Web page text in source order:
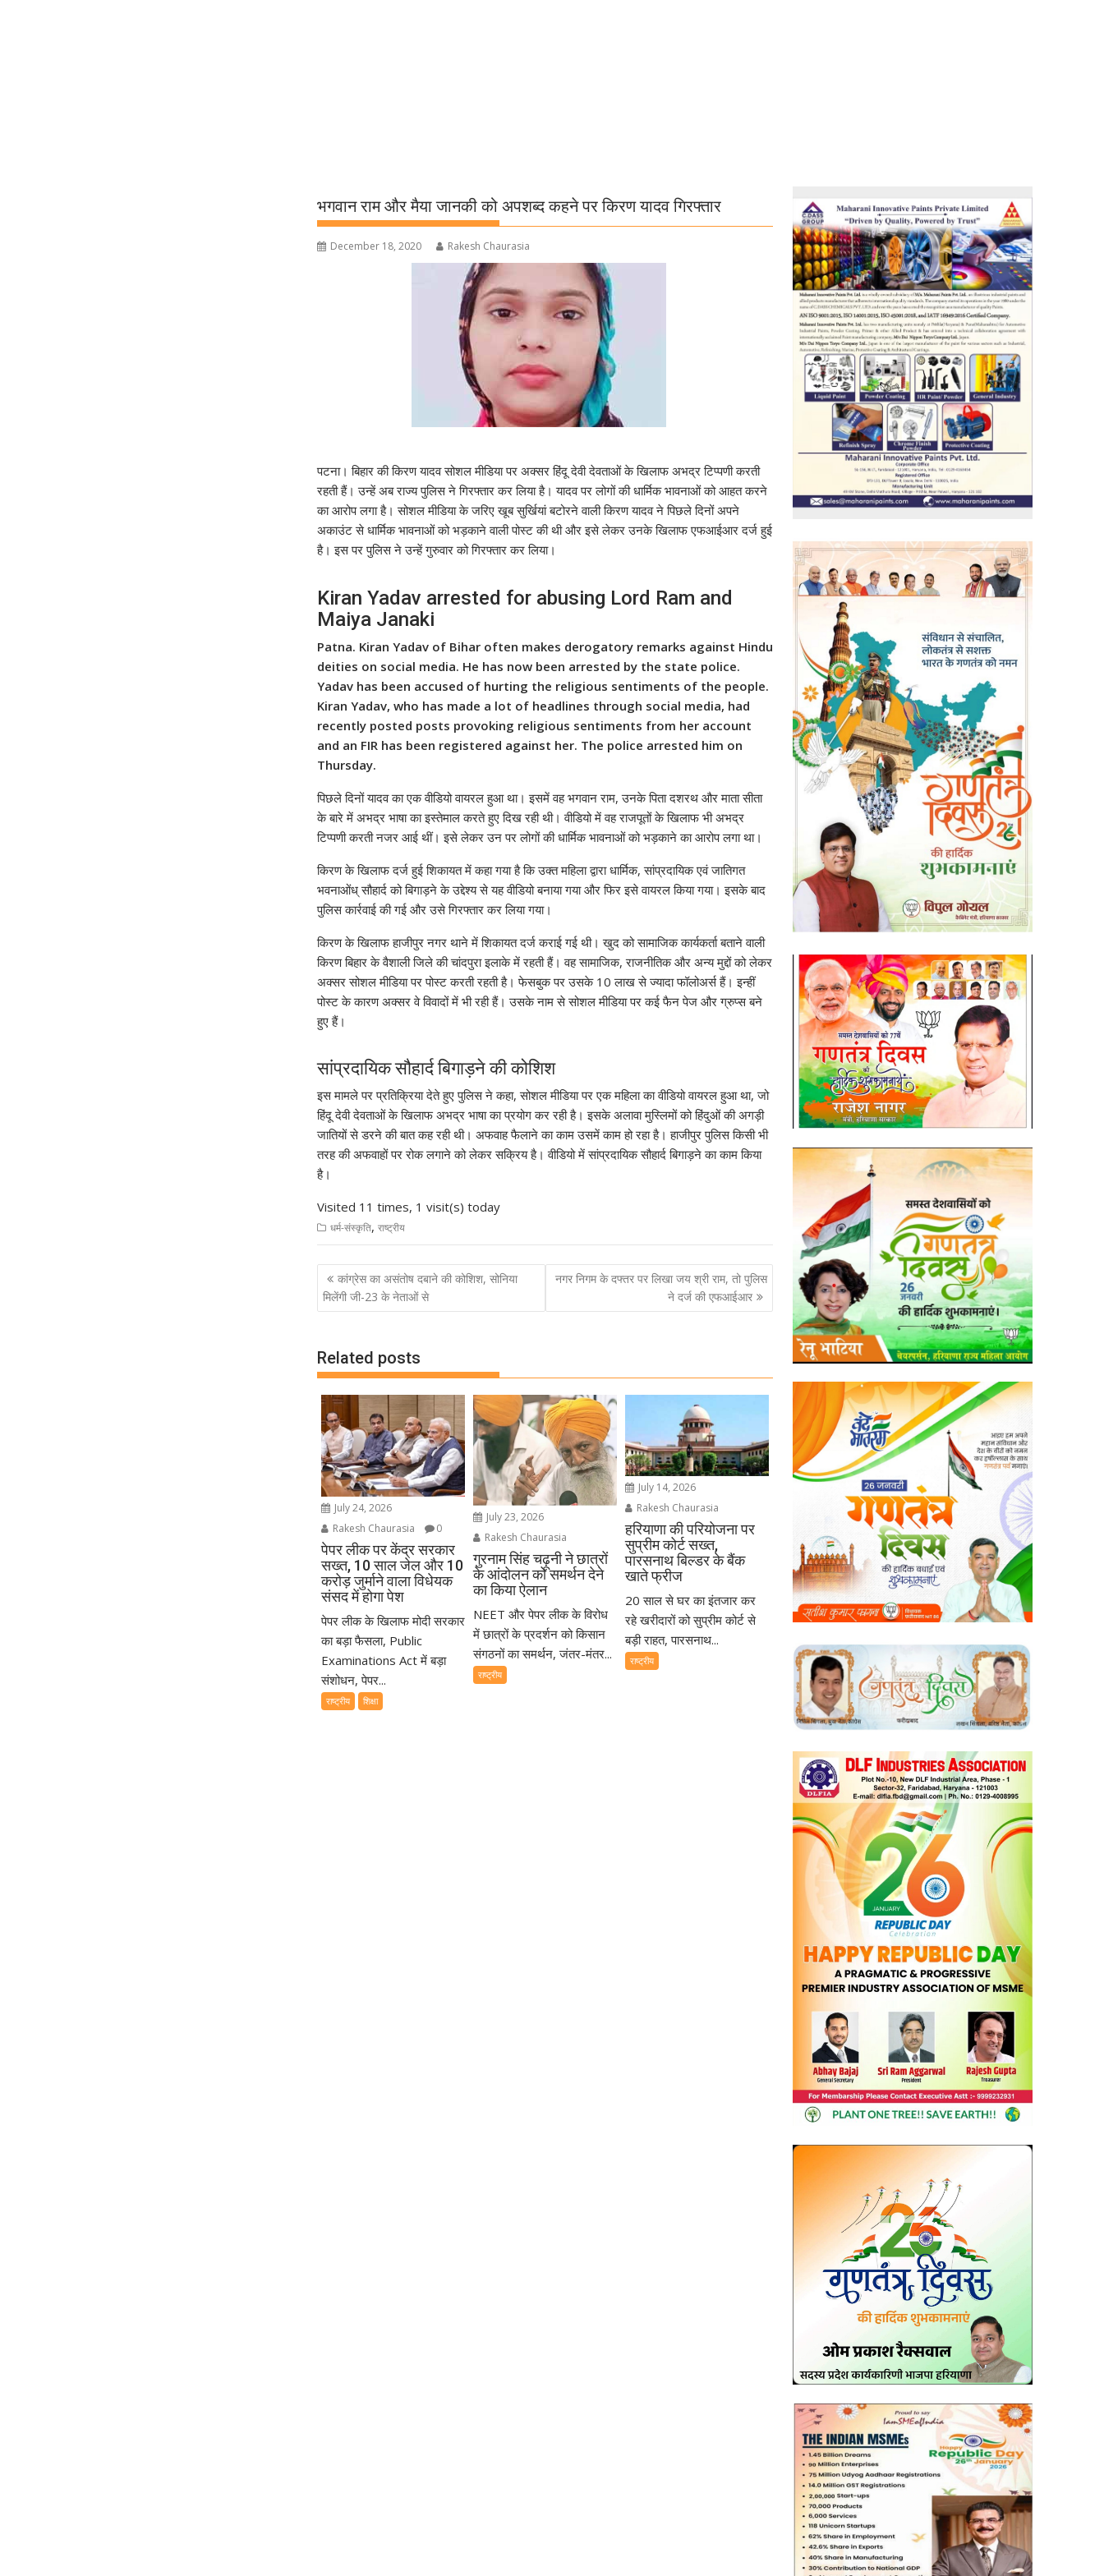
भगवान राम और मैया जानकी को अपशब्द कहने पर किरण यादव गिरफ्तार
December 18, 2020 Rakesh Chaurasia
पटना। बिहार की किरण यादव सोशल मीडिया पर अक्सर हिंदू देवी देवताओं के खिलाफ अभद्र टिप्पणी करती
रहती हैं। उन्हें अब राज्य पुलिस ने गिरफ्तार कर लिया है। यादव पर लोगों की धार्मिक भावनाओं को आहत करने
का आरोप लगा है। सोशल मीडिया के जरिए खूब सुर्खियां बटोरने वाली किरण यादव ने पिछले दिनों अपने
अकाउंट से धार्मिक भावनाओं को भड़काने वाली पोस्ट की थी और इसे लेकर उनके खिलाफ एफआईआर दर्ज हुई
है। इस पर पुलिस ने उन्हें गुरुवार को गिरफ्तार कर लिया।
Kiran Yadav arrested for abusing Lord Ram and
Maiya Janaki
Patna. Kiran Yadav of Bihar often makes derogatory remarks against Hindu
deities on social media. He has now been arrested by the state police.
Yadav has been accused of hurting the religious sentiments of the people.
Kiran Yadav, who has made a lot of headlines through social media, had
recently posted posts provoking religious sentiments from her account
and an FIR has been registered against her. The police arrested him on
Thursday.
पिछले दिनों यादव का एक वीडियो वायरल हुआ था। इसमें वह भगवान राम, उनके पिता दशरथ और माता सीता
के बारे में अभद्र भाषा का इस्तेमाल करते हुए दिख रही थी। वीडियो में वह राजपूतों के खिलाफ भी अभद्र
टिप्पणी करती नजर आई थीं। इसे लेकर उन पर लोगों की धार्मिक भावनाओं को भड़काने का आरोप लगा था।
किरण के खिलाफ दर्ज हुई शिकायत में कहा गया है कि उक्त महिला द्वारा धार्मिक, सांप्रदायिक एवं जातिगत
भवनाओंध् सौहार्द को बिगाड़ने के उद्देश्य से यह वीडियो बनाया गया और फिर इसे वायरल किया गया। इसके बाद
पुलिस कार्रवाई की गई और उसे गिरफ्तार कर लिया गया।
किरण के खिलाफ हाजीपुर नगर थाने में शिकायत दर्ज कराई गई थी। खुद को सामाजिक कार्यकर्ता बताने वाली
किरण बिहार के वैशाली जिले की चांदपुरा इलाके में रहती हैं। वह सामाजिक, राजनीतिक और अन्य मुद्दों को लेकर
अक्सर सोशल मीडिया पर पोस्ट करती रहती है। फेसबुक पर उसके 10 लाख से ज्यादा फॉलोअर्स हैं। इन्हीं
पोस्ट के कारण अक्सर वे विवादों में भी रही हैं। उसके नाम से सोशल मीडिया पर कई फैन पेज और ग्रुप्स बने
हुए हैं।
सांप्रदायिक सौहार्द बिगाड़ने की कोशिश
इस मामले पर प्रतिक्रिया देते हुए पुलिस ने कहा, सोशल मीडिया पर एक महिला का वीडियो वायरल हुआ था, जो
हिंदू देवी देवताओं के खिलाफ अभद्र भाषा का प्रयोग कर रही है। इसके अलावा मुस्लिमों को हिंदुओं की अगड़ी
जातियों से डरने की बात कह रही थी। अफवाह फैलाने का काम उसमें काम हो रहा है। हाजीपुर पुलिस किसी भी
तरह की अफवाहों पर रोक लगाने को लेकर सक्रिय है। वीडियो में सांप्रदायिक सौहार्द बिगाड़ने का काम किया
है।
Visited 11 times, 1 visit(s) today
धर्म-संस्कृति, राष्ट्रीय
Post
navigation
कांग्रेस का असंतोष दबाने की कोशिश, सोनिया
मिलेंगी जी-23 के नेताओं से
नगर निगम के दफ्तर पर लिखा जय श्री राम, तो पुलिस
ने दर्ज की एफआईआर
Related posts
July 24, 2026
Rakesh Chaurasia
0
पेपर लीक पर केंद्र सरकार
सख्त, 10 साल जेल और 10
करोड़ जुर्माने वाला विधेयक
संसद में होगा पेश
पेपर लीक के खिलाफ मोदी सरकार
का बड़ा फैसला, Public
Examinations Act में बड़ा
संशोधन, पेपर...
राष्ट्रीय शिक्षा
July 23, 2026
Rakesh Chaurasia
गुरनाम सिंह चढ़ूनी ने छात्रों
के आंदोलन को समर्थन देने
का किया ऐलान
NEET और पेपर लीक के विरोध
में छात्रों के प्रदर्शन को किसान
संगठनों का समर्थन, जंतर-मंतर...
राष्ट्रीय
July 14, 2026
Rakesh Chaurasia
हरियाणा की परियोजना पर
सुप्रीम कोर्ट सख्त,
पारसनाथ बिल्डर के बैंक
खाते फ्रीज
20 साल से घर का इंतजार कर
रहे खरीदारों को सुप्रीम कोर्ट से
बड़ी राहत, पारसनाथ...
राष्ट्रीय